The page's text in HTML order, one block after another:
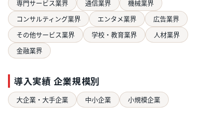
専門サービス業界
通信業界
機械業界
コンサルティング業界
エンタメ業界
広告業界
その他サービス業界
学校・教育業界
人材業界
金融業界
導入実績 企業規模別
大企業・大手企業 中小企業 小規模企業